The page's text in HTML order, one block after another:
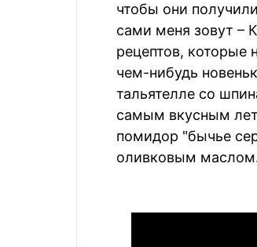
чтобы они
сами меня зовут –
рецептов, которые
чем-нибудь
тальятелле со
самым вкусным
помидор "бычье
оливковым